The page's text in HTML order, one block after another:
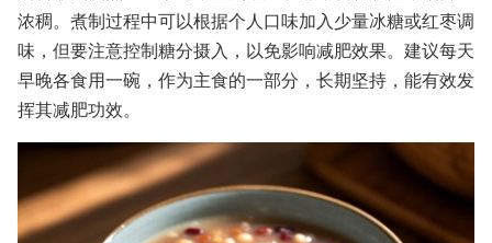
浓稠。煮制过程中可以根据个人口味加入少量冰糖或红枣调
味，但要注意控制糖分摄入，以免影响减肥效果。建议每天
早晚各食用一碗，作为主食的一部分，长期坚持，能有效发
挥其减肥功效。